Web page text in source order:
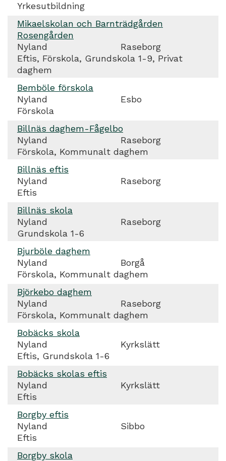
Yrkesutbildning
Mikaelskolan och Barnträdgården
Rosengården
Nyland
Raseborg
Eftis, Förskola, Grundskola 1-9, Privat
daghem
Bemböle förskola
Nyland
Esbo
Förskola
Billnäs daghem-Fågelbo
Nyland
Raseborg
Förskola, Kommunalt daghem
Billnäs eftis
Nyland
Raseborg
Eftis
Billnäs skola
Nyland
Raseborg
Grundskola 1-6
Bjurböle daghem
Nyland
Borgå
Förskola, Kommunalt daghem
Björkebo daghem
Nyland
Raseborg
Förskola, Kommunalt daghem
Bobäcks skola
Nyland
Kyrkslätt
Eftis, Grundskola 1-6
Bobäcks skolas eftis
Nyland
Kyrkslätt
Eftis
Borgby eftis
Nyland
Sibbo
Eftis
Borgby skola